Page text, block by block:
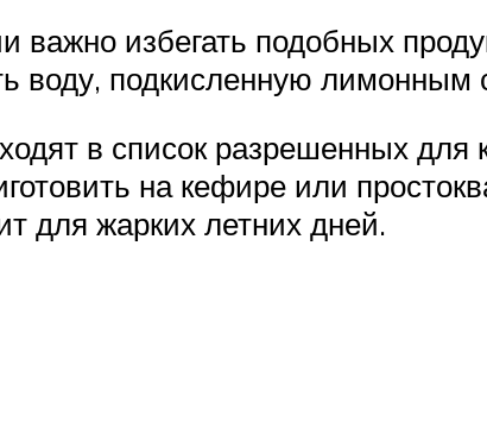
избегать подобных
воду, подкисленную
в список разрешенных
на кефире или
для жарких летних дней.